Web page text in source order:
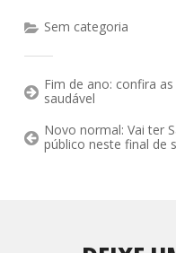
Sem categoria
Fim de ano: confira
saudável
Novo normal: Vai ter
público neste final de